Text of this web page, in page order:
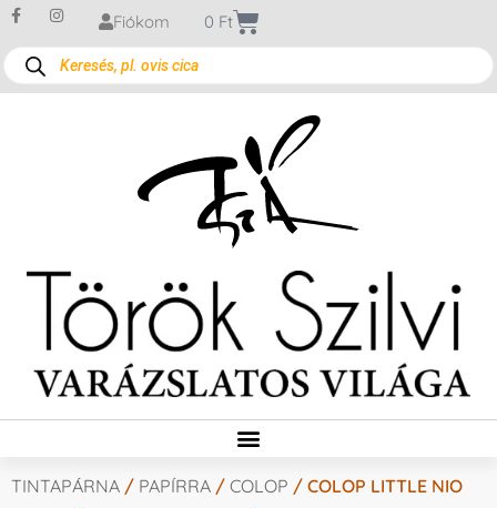
Fiókom 0 Ft
TINTAPÁRNA / PAPÍRRA / COLOP / COLOP LITTLE NIO